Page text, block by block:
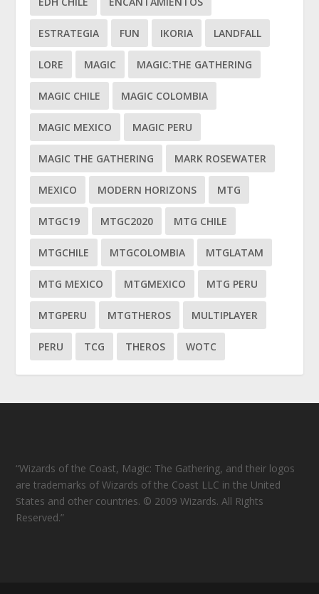
ESTRATEGIA FUN IKORIA LANDFALL
LORE MAGIC MAGIC:THE GATHERING
MAGIC CHILE MAGIC COLOMBIA
MAGIC MEXICO MAGIC PERU
MAGIC THE GATHERING MARK ROSEWATER
MEXICO MODERN HORIZONS MTG
MTGC19 MTGC2020 MTG CHILE
MTGCHILE MTGCOLOMBIA MTGLATAM
MTG MEXICO MTGMEXICO MTG PERU
MTGPERU MTGTHEROS MULTIPLAYER
PERU TCG THEROS WOTC
“Wizards of the Coast, Magic: The Gathering, and their logos
are trademarks of Wizards of the Coast LLC in the United
States and other countries. © 2009 Wizards. All Rights
Reserved.”